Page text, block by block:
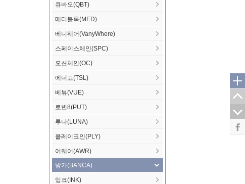
큐바오(QBT)
메디블록(MED)
베니웨어(VanyWhere)
스페이스체인(SPC)
오션체인(OC)
에너고(TSL)
베뷰(VUE)
로빈8(PUT)
루나(LUNA)
플레이코인(PLY)
어웨어(AWR)
방카(BANCA)
잉크(INK)